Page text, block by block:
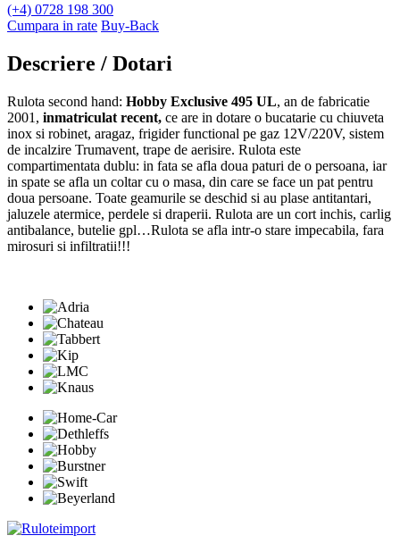
(+4) 0728 198 300
Cumpara in rate Buy-Back
Descriere / Dotari
Rulota second hand: Hobby Exclusive 495 UL, an de fabricatie
2001, inmatriculat recent, ce are in dotare o bucatarie cu chiuveta
inox si robinet, aragaz, frigider functional pe gaz 12V/220V, sistem
de incalzire Trumavent, trape de aerisire. Rulota este
compartimentata dublu: in fata se afla doua paturi de o persoana, iar
in spate se afla un coltar cu o masa, din care se face un pat pentru
doua persoane. Toate geamurile se deschid si au plase antitantari,
jaluzele atermice, perdele si draperii. Rulota are un cort inchis, carlig
antibalance, butelie gpl…Rulota se afla intr-o stare impecabila, fara
mirosuri si infiltratii!!!